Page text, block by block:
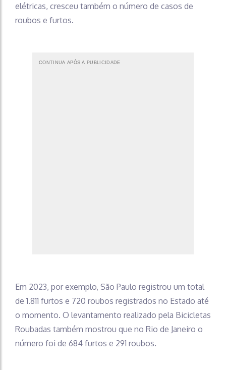
elétricas, cresceu também o número de casos de
roubos e furtos.
CONTINUA APÓS A PUBLICIDADE
Em 2023, por exemplo, São Paulo registrou um total
de 1.811 furtos e 720 roubos registrados no Estado até
o momento. O levantamento realizado pela Bicicletas
Roubadas também mostrou que no Rio de Janeiro o
número foi de 684 furtos e 291 roubos.